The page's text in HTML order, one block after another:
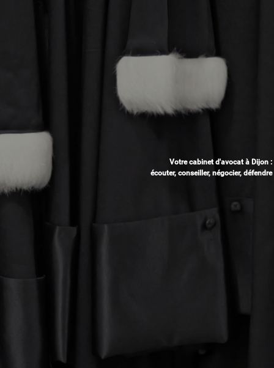
Votre cabinet d'avocat à Dijon :
écouter, conseiller, négocier, défendre